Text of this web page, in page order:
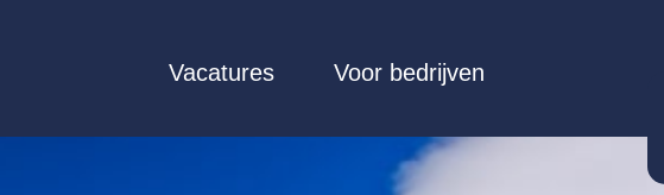
Vacatures Voor bedrijven